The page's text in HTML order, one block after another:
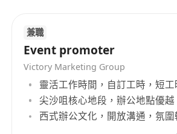
3. 工作靈活：全程居家開展業務
適合兼職、副業
4. 專業扶持：免費提供服務介紹
行業知識培訓，全程帶教
兼職
Event promoter
Victory Marketing Group
靈活工作時間，自訂工時，短工
尖沙咀核心地段，辦公地點優越
西式辦公文化，開放溝通，氛圍